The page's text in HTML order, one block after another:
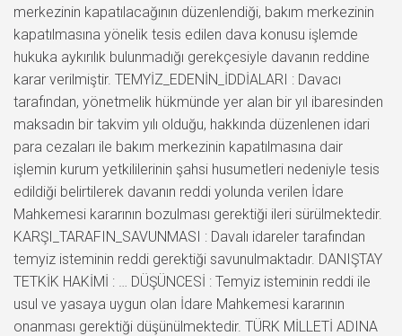
merkezinin kapatılacağının düzenlendiği, bakım merkezinin
kapatılmasına yönelik tesis edilen dava konusu işlemde
hukuka aykırılık bulunmadığı gerekçesiyle davanın reddine
karar verilmiştir. TEMYİZ_EDENİN_İDDİALARI : Davacı
tarafından, yönetmelik hükmünde yer alan bir yıl ibaresinden
maksadın bir takvim yılı olduğu, hakkında düzenlenen idari
para cezaları ile bakım merkezinin kapatılmasına dair
işlemin kurum yetkililerinin şahsi husumetleri nedeniyle tesis
edildiği belirtilerek davanın reddi yolunda verilen İdare
Mahkemesi kararının bozulması gerektiği ileri sürülmektedir.
KARŞI_TARAFIN_SAVUNMASI : Davalı idareler tarafından
temyiz isteminin reddi gerektiği savunulmaktadır. DANIŞTAY
TETKİK HAKİMİ : … DÜŞÜNCESİ : Temyiz isteminin reddi ile
usul ve yasaya uygun olan İdare Mahkemesi kararının
onanması gerektiği düşünülmektedir. TÜRK MİLLETİ ADINA